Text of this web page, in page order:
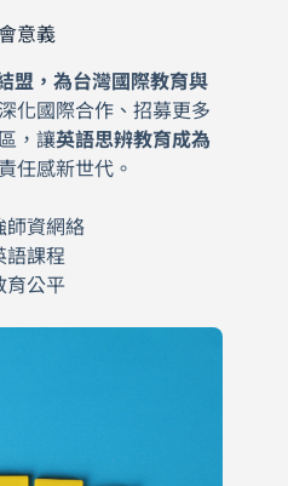
意義
盟，為台灣國際教育與
化國際合作、招募更多
，讓英語思辨教育成為
任感新世代。
師資網絡
語課程
育公平